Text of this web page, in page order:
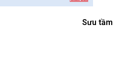
Sưu tầm